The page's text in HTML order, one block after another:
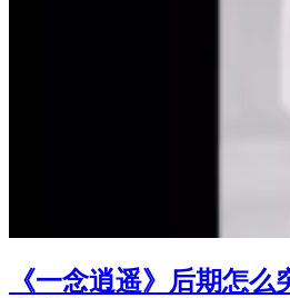
《一念逍遥》后期怎